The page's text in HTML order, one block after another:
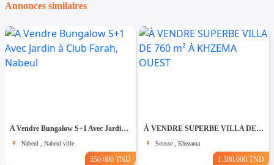
Annonces similaires
A Vendre Bungalow S+1 Avec Jardin à Club Farah, Nabeul
Nabeul , Nabeul ville
550.000 TND
À VENDRE SUPERBE VILLA DE 760 m² À KHZEMA OUEST
Sousse , Khezama
1.500.000 TND